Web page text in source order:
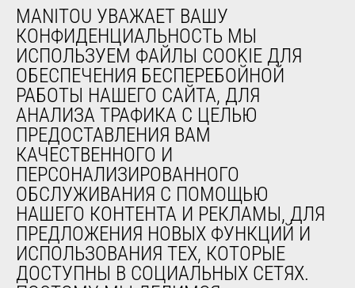
Финансирование
Продленная гарантия
Контракты на техническое обслуживание
Запасные части
Система удаленного мониторинга
Программное обеспечение для диагностики и
обслуживания
Обучение
Подержанное оборудование
О НАС
Компания
Контакты
Юридическая информация
MANITOU УВАЖАЕТ ВАШУ
КОНФИДЕНЦИАЛЬНОСТЬ МЫ
ИСПОЛЬЗУЕМ ФАЙЛЫ COOKIE ДЛЯ
ОБЕСПЕЧЕНИЯ БЕСПЕРЕБОЙНОЙ
РАБОТЫ НАШЕГО САЙТА, ДЛЯ
АНАЛИЗА ТРАФИКА С ЦЕЛЬЮ
ПРЕДОСТАВЛЕНИЯ ВАМ
КАЧЕСТВЕННОГО И
ПЕРСОНАЛИЗИРОВАННОГО
ОБСЛУЖИВАНИЯ С ПОМОЩЬЮ
НАШЕГО КОНТЕНТА И РЕКЛАМЫ, ДЛЯ
ПРЕДЛОЖЕНИЯ НОВЫХ ФУНКЦИЙ И
ИСПОЛЬЗОВАНИЯ ТЕХ, КОТОРЫЕ
ДОСТУПНЫ В СОЦИАЛЬНЫХ СЕТЯХ.